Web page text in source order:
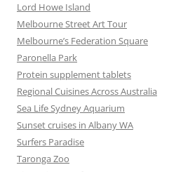
Lord Howe Island
Melbourne Street Art Tour
Melbourne’s Federation Square
Paronella Park
Protein supplement tablets
Regional Cuisines Across Australia
Sea Life Sydney Aquarium
Sunset cruises in Albany WA
Surfers Paradise
Taronga Zoo